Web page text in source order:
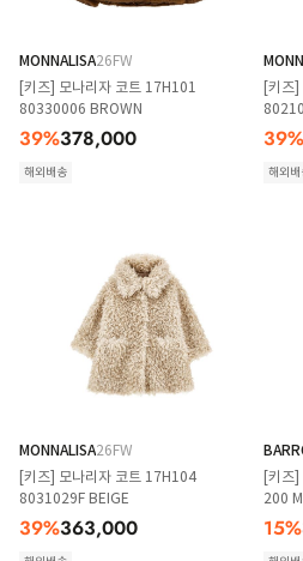
MONNALISA26FW
[키즈] 모나리자 코트 17H101
80330006 BROWN
39%378,000
해외배송
[키즈
39%
해외배
MONNALISA26FW
[키즈] 모나리자 코트 17H104
8031029F BEIGE
39%363,000
[키즈
200
15%